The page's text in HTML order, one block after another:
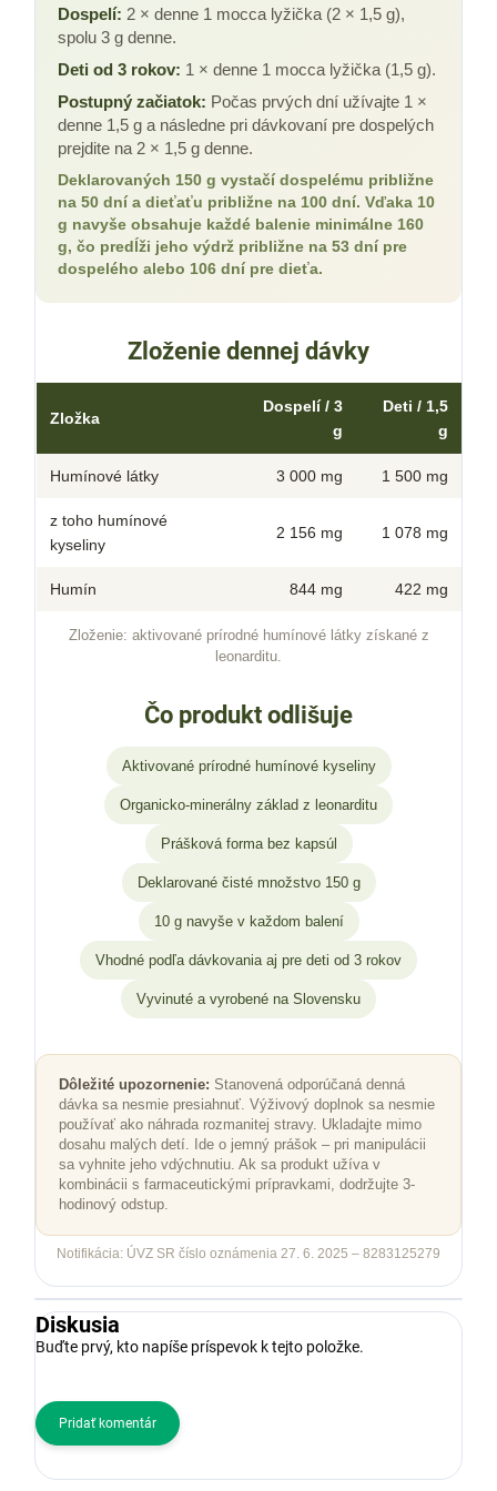
Dospelí: 2 × denne 1 mocca lyžička (2 × 1,5 g),
spolu 3 g denne.
Deti od 3 rokov: 1 × denne 1 mocca lyžička (1,5 g).
Postupný začiatok: Počas prvých dní užívajte 1 ×
denne 1,5 g a následne pri dávkovaní pre dospelých
prejdite na 2 × 1,5 g denne.
Deklarovaných 150 g vystačí dospelému približne
na 50 dní a dieťaťu približne na 100 dní. Vďaka 10
g navyše obsahuje každé balenie minimálne 160
g, čo predĺži jeho výdrž približne na 53 dní pre
dospelého alebo 106 dní pre dieťa.
Zloženie dennej dávky
Zložka
Dospelí / 3
g
Deti / 1,5
g
Humínové látky 3 000 mg 1 500 mg
z toho humínové
kyseliny
2 156 mg 1 078 mg
Humín 844 mg 422 mg
Zloženie: aktivované prírodné humínové látky získané z
leonarditu.
Čo produkt odlišuje
Aktivované prírodné humínové kyseliny
Organicko-minerálny základ z leonarditu
Prášková forma bez kapsúl
Deklarované čisté množstvo 150 g
10 g navyše v každom balení
Vhodné podľa dávkovania aj pre deti od 3 rokov
Vyvinuté a vyrobené na Slovensku
Dôležité upozornenie: Stanovená odporúčaná denná
dávka sa nesmie presiahnuť. Výživový doplnok sa nesmie
používať ako náhrada rozmanitej stravy. Ukladajte mimo
dosahu malých detí. Ide o jemný prášok – pri manipulácii
sa vyhnite jeho vdýchnutiu. Ak sa produkt užíva v
kombinácii s farmaceutickými prípravkami, dodržujte 3-
hodinový odstup.
Notifikácia: ÚVZ SR číslo oznámenia 27. 6. 2025 – 8283125279
Diskusia
Buďte prvý, kto napíše príspevok k tejto položke.
Pridať komentár